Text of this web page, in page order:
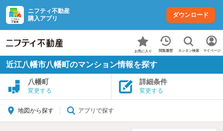
ニフティ不動産
購入アプリ
ダウンロード
お気に入り 閲覧履歴 カンタン検索 マイページ
近江八幡市八幡町のマンション情報を探す
八幡町
変更する
詳細条件
変更する
地図から探す アプリで探す